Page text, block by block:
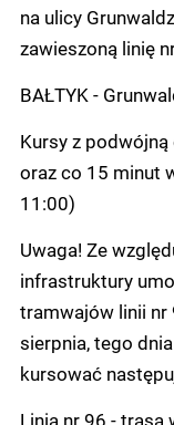
na ulicy
zawieszoną linię
BAŁTYK -
Kursy z
oraz co 15 minut
11:00)
Uwaga! Ze
infrastruktury
tramwajów linii nr
sierpnia, tego
kursować
Linia nr 96 - trasa